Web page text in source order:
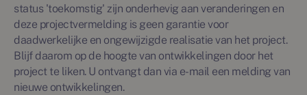
status 'toekomstig' zijn onderhevig aan veranderingen en
deze projectvermelding is geen garantie voor
daadwerkelijke en ongewijzigde realisatie van het project.
Blijf daarom op de hoogte van ontwikkelingen door het
project te liken. U ontvangt dan via e-mail een melding van
nieuwe ontwikkelingen.